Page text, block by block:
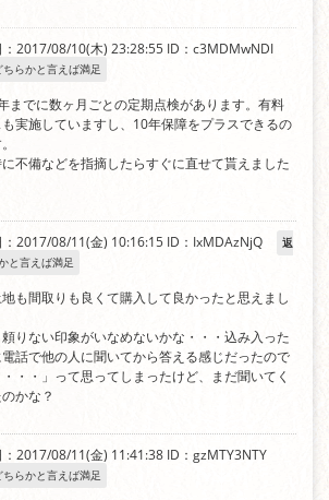
：2017/08/10(木) 23:28:55 ID：c3MDMwNDI
ちらかと言えば満足
までに数ヶ月ごとの定期点検があります。有料
実施していますし、10年保障をプラスできるの
不備などを指摘したらすぐに直せて貰えました
：2017/08/11(金) 10:16:15 ID：IxMDAzNjQ
返
と言えば満足
も間取りも良くて購入して良かったと思えまし
りない印象がいなめないかな・・・込み入った
話で他の人に聞いてから答える感じだったので
・・・」って思ってしまったけど、まだ聞いてく
かな？
：2017/08/11(金) 11:41:38 ID：gzMTY3NTY
ちらかと言えば満足